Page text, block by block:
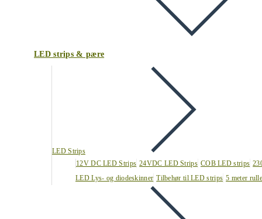
LED strips & pære
LED Strips
12V DC LED Strips 24VDC LED Strips COB LED strips
LED Lys- og diodeskinner Tilbehør til LED strips 5 meter